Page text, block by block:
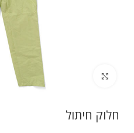
לחץ להגדלה
חלוק חיתול